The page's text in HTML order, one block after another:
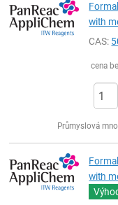
with
CAS:
cena
Průmyslová
with